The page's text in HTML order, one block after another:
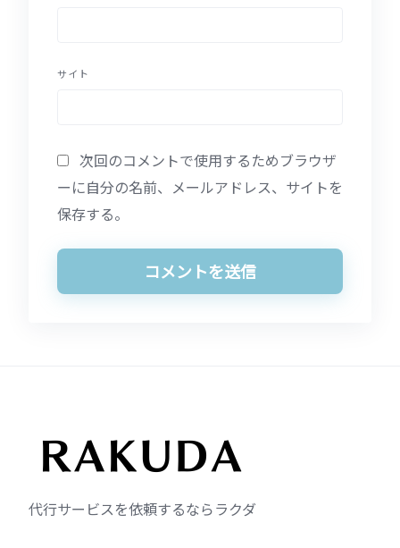
サイト
次回のコメントで使用するためブラウザ
ーに自分の名前、メールアドレス、サイトを
保存する。
代行サービスを依頼するならラクダ